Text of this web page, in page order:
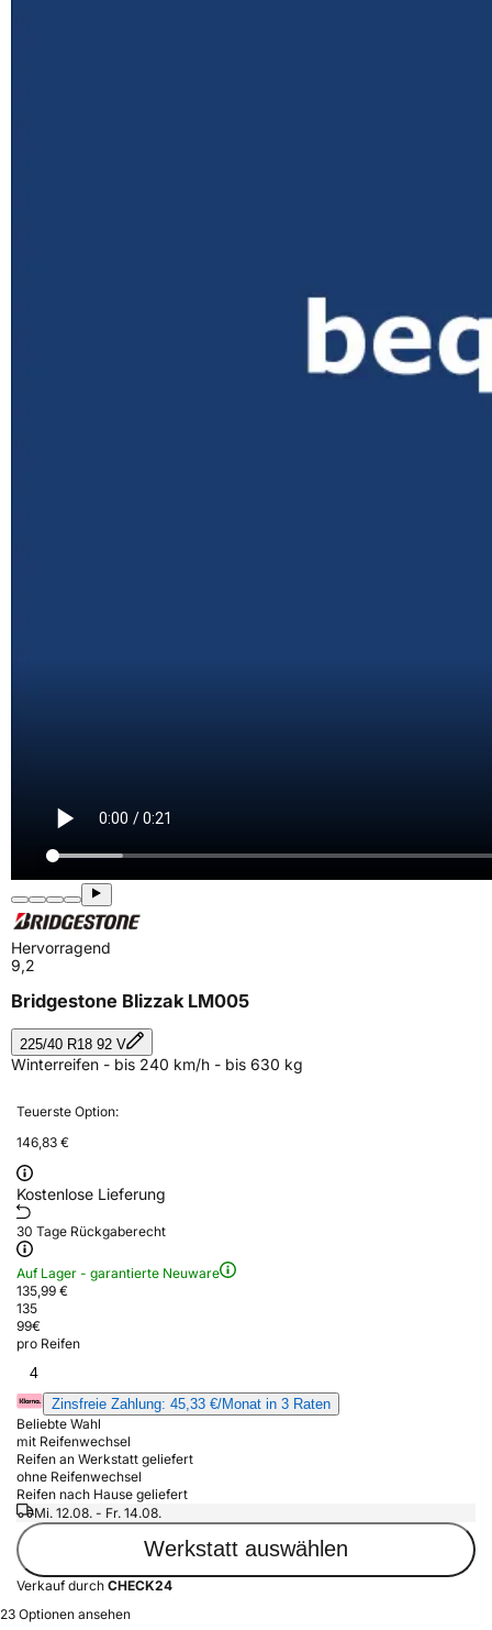
Hervorragend
9,2
Bridgestone Blizzak LM005
225/40 R18 92 V
Winterreifen - bis 240 km/h - bis 630 kg
Teuerste Option:
146,83 €
Kostenlose Lieferung
30 Tage Rückgaberecht
Auf Lager - garantierte Neuware
135,99 €
135
99€
pro Reifen
4
Zinsfreie Zahlung: 45,33 €/Monat in 3 Raten
Beliebte Wahl
mit Reifenwechsel
Reifen an Werkstatt geliefert
ohne Reifenwechsel
Reifen nach Hause geliefert
Mi. 12.08. - Fr. 14.08.
Werkstatt auswählen
Verkauf durch CHECK24
23 Optionen ansehen